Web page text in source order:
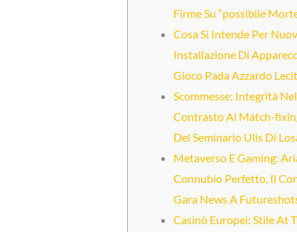
Firme Su “possibile
Cosa Si Intende Per
Installazione Di
Gioco Pada Azzardo
Scommesse: Integrità
Contrasto Al Match-
Del Seminario Ulis Di
Metaverso E Gaming:
Connubio Perfetto, Il
Gara News A
Casinò Europei: Stile At